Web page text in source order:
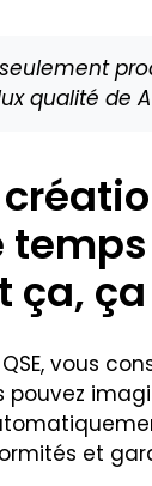
qualité de
ça
vous
pouvez
et